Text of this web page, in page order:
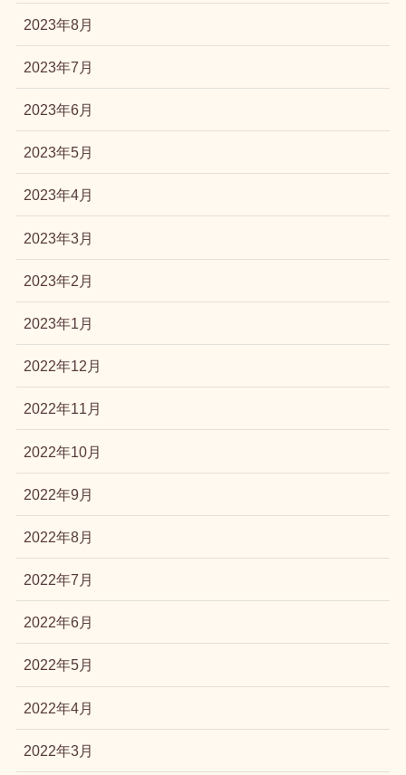
2023年8月
2023年7月
2023年6月
2023年5月
2023年4月
2023年3月
2023年2月
2023年1月
2022年12月
2022年11月
2022年10月
2022年9月
2022年8月
2022年7月
2022年6月
2022年5月
2022年4月
2022年3月